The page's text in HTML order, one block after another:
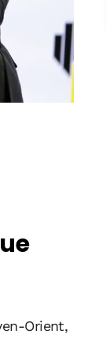
Orient,